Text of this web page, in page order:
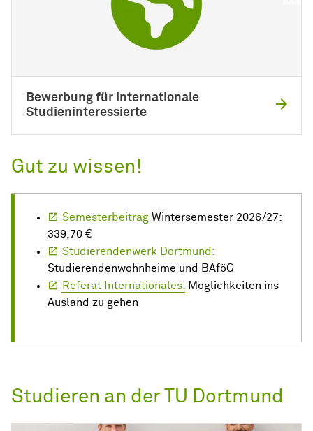
Bewerbung für internationale
Studieninteressierte
Gut zu wissen!
Semesterbeitrag Wintersemester 2026/27:
339,70 €
Studierendenwerk Dortmund:
Studierendenwohnheime und BAföG
Referat Internationales: Möglichkeiten ins
Ausland zu gehen
Studieren an der TU Dortmund